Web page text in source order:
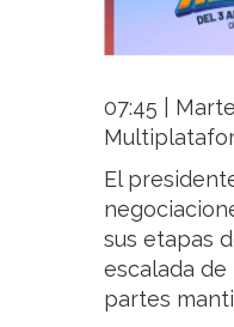
07:45 |
El
sus etapas
escalada
partes